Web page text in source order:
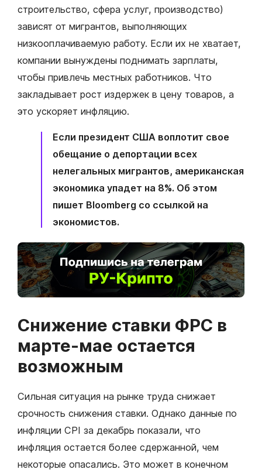
строительство, сфера услуг, производство)
зависят от мигрантов, выполняющих
низкооплачиваемую работу. Если их не хватает,
компании вынуждены поднимать зарплаты,
чтобы привлечь местных работников. Что
закладывает рост издержек в цену товаров, а
это ускоряет инфляцию.
Если президент США воплотит свое
обещание о депортации всех
нелегальных мигрантов, американская
экономика упадет на 8%. Об этом
пишет Bloomberg со ссылкой на
экономистов.
Снижение ставки ФРС в
марте-мае остается
возможным
Сильная ситуация на рынке труда снижает
срочность снижения ставки. Однако данные по
инфляции CPI за декабрь показали, что
инфляция остается более сдержанной, чем
некоторые опасались. Это может в конечном